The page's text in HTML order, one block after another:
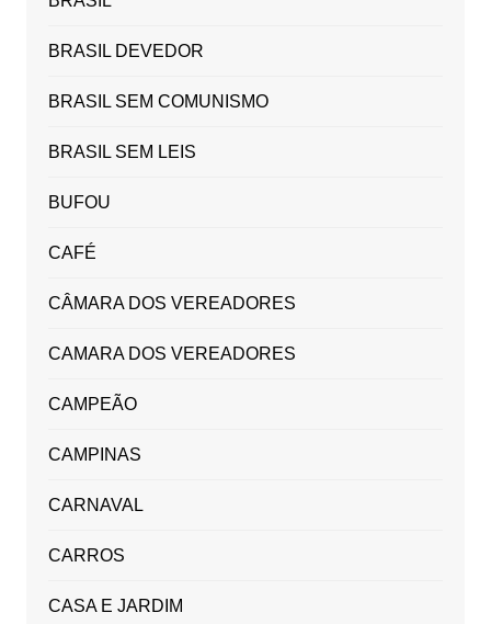
BRASIL DEVEDOR
BRASIL SEM COMUNISMO
BRASIL SEM LEIS
BUFOU
CAFÉ
CÂMARA DOS VEREADORES
CAMARA DOS VEREADORES
CAMPEÃO
CAMPINAS
CARNAVAL
CARROS
CASA E JARDIM